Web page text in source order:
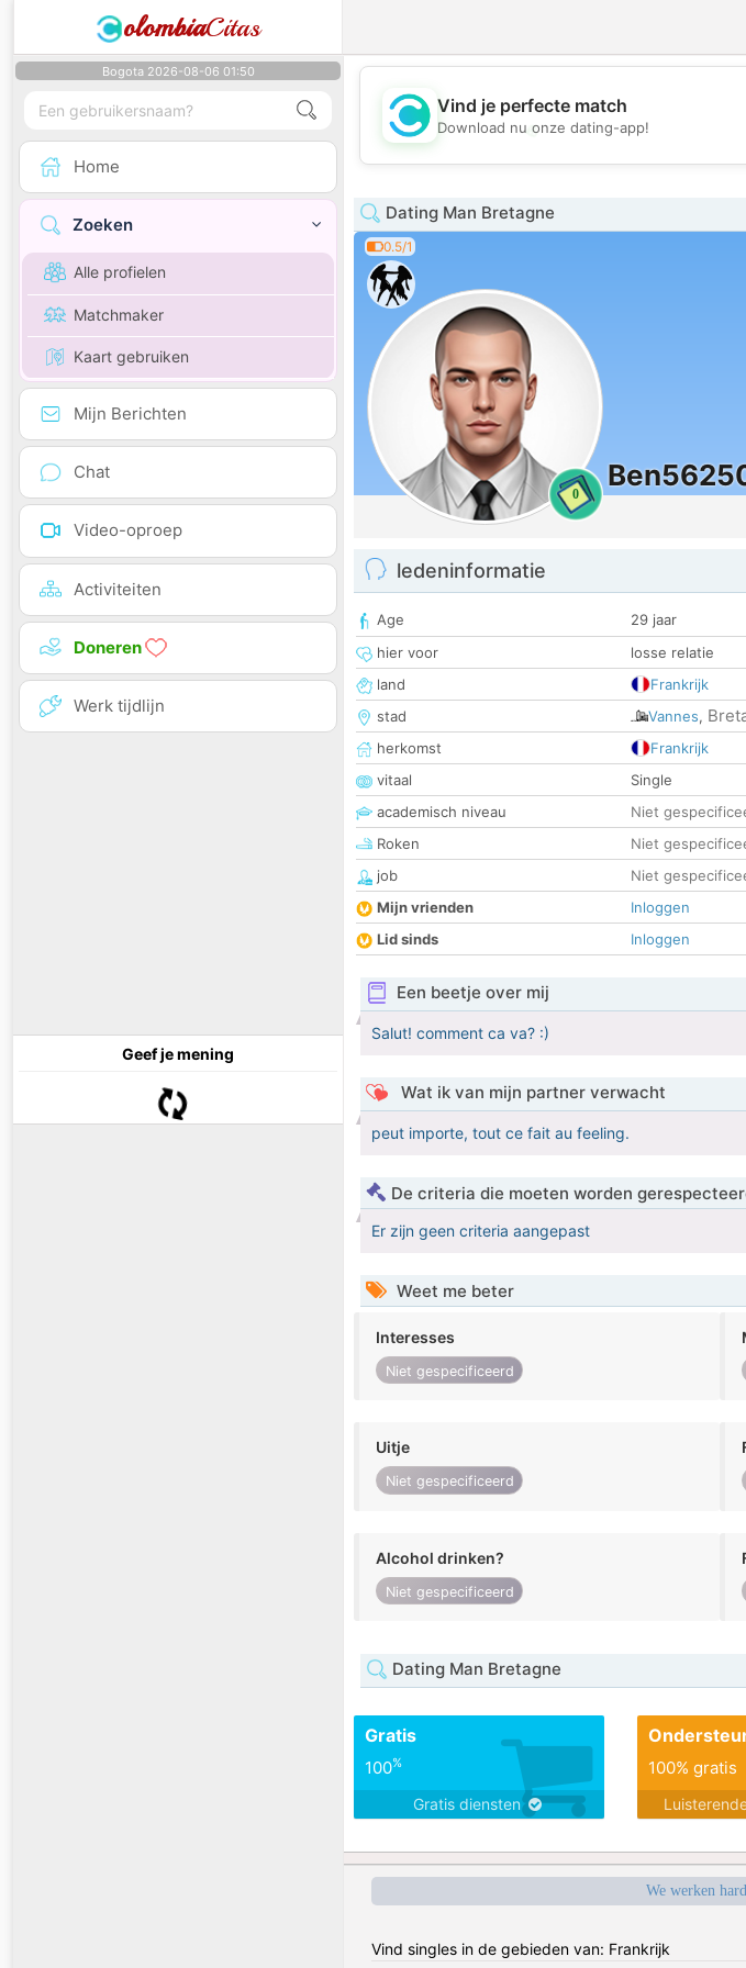
olombiaCitas
Bogota 2026-08-06 01:50
Home
Zoeken
Alle profielen
Matchmaker
Kaart gebruiken
Mijn Berichten
Chat
Video-oproep
Activiteiten
Doneren
Werk tijdlijn
Geef je mening
💖
Vind je perfecte match
Download nu onze dating-app!
Dating Man Bretagne
0.5/1
0
ledeninformatie
Age
29 jaar
hier voor
losse relatie
land
Frankrijk
stad
Vannes,
herkomst
Frankrijk
vitaal
Single
academisch niveau
Niet
Roken
Niet
job
Niet
Mijn vrienden
Inloggen
Lid sinds
Inloggen
Een beetje over mij
Salut! comment ca va? :)
Wat ik van mijn partner verwacht
peut importe, tout ce fait au feeling.
De criteria die moeten worden
Er zijn geen criteria aangepast
Weet me beter
Interesses
Niet gespecificeerd
Uitje
Niet gespecificeerd
Alcohol drinken?
Niet gespecificeerd
Dating Man Bretagne
Gratis
100%
Gratis diensten
100% gratis
We werken
Vind singles in de gebieden van: Frankrijk